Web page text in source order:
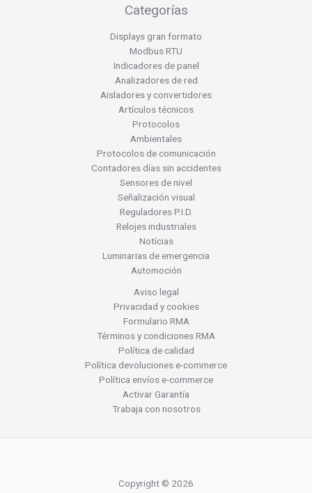
Categorías
Displays gran formato
Modbus RTU
Indicadores de panel
Analizadores de red
Aisladores y convertidores
Artículos técnicos
Protocolos
Ambientales
Protocolos de comunicación
Contadores días sin accidentes
Sensores de nivel
Señalización visual
Reguladores P.I.D.
Relojes industriales
Notícias
Luminarias de emergencia
Automoción
Aviso legal
Privacidad y cookies
Formulario RMA
Términos y condiciones RMA
Política de calidad
Política devoluciones e-commerce
Política envíos e-commerce
Activar Garantía
Trabaja con nosotros
Copyright © 2026